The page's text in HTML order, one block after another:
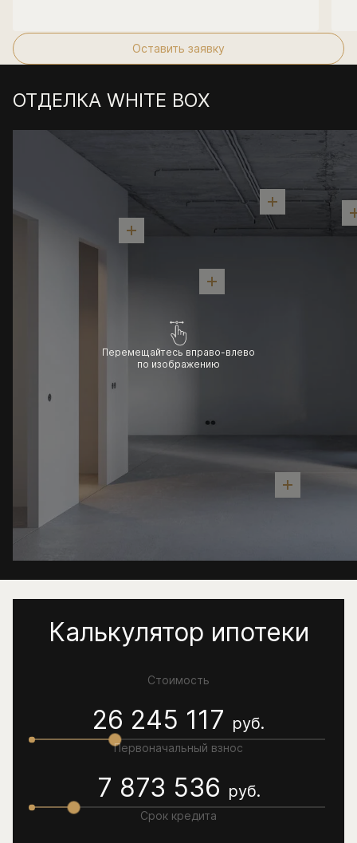
Оставить заявку
ОТДЕЛКА WHITE BOX
Перемещайтесь вправо-влево
по изображению
Калькулятор ипотеки
Стоимость
26 245 117 руб.
Первоначальный взнос
7 873 536 руб.
Срок кредита